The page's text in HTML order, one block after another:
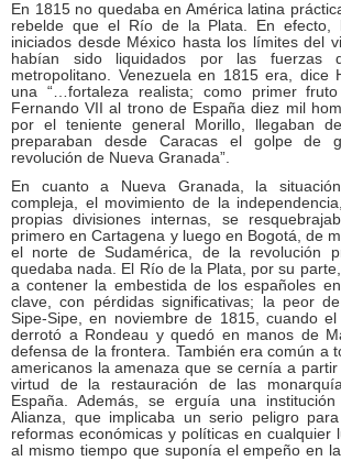
En 1815 no quedaba en América latina
rebelde que el Río de la Plata. En efecto,
iniciados desde México hasta los límites del
habían sido liquidados por las fuerzas
metropolitano. Venezuela en 1815 era, dice
una “…fortaleza realista; como primer
Fernando VII al trono de España diez mil
por el teniente general Morillo, llegaban
preparaban desde Caracas el golpe de
revolución de Nueva Granada”.
En cuanto a Nueva Granada, la
compleja, el movimiento de la
propias divisiones internas, se
primero en Cartagena y luego en Bogotá, de
el norte de Sudamérica, de la revolución
quedaba nada. El Río de la Plata, por su
a contener la embestida de los españoles
clave, con pérdidas significativas; la peor
Sipe-Sipe, en noviembre de 1815, cuando el
derrotó a Rondeau y quedó en manos de
defensa de la frontera. También era común a
americanos la amenaza que se cernía a
virtud de la restauración de las
España. Además, se erguía una
Alianza, que implicaba un serio peligro
reformas económicas y políticas en cualquier
al mismo tiempo que suponía el empeño en